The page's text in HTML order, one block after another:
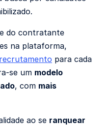
do contratante
na plataforma,
recrutamento para cada
se um modelo
, com mais
ao se ranquear